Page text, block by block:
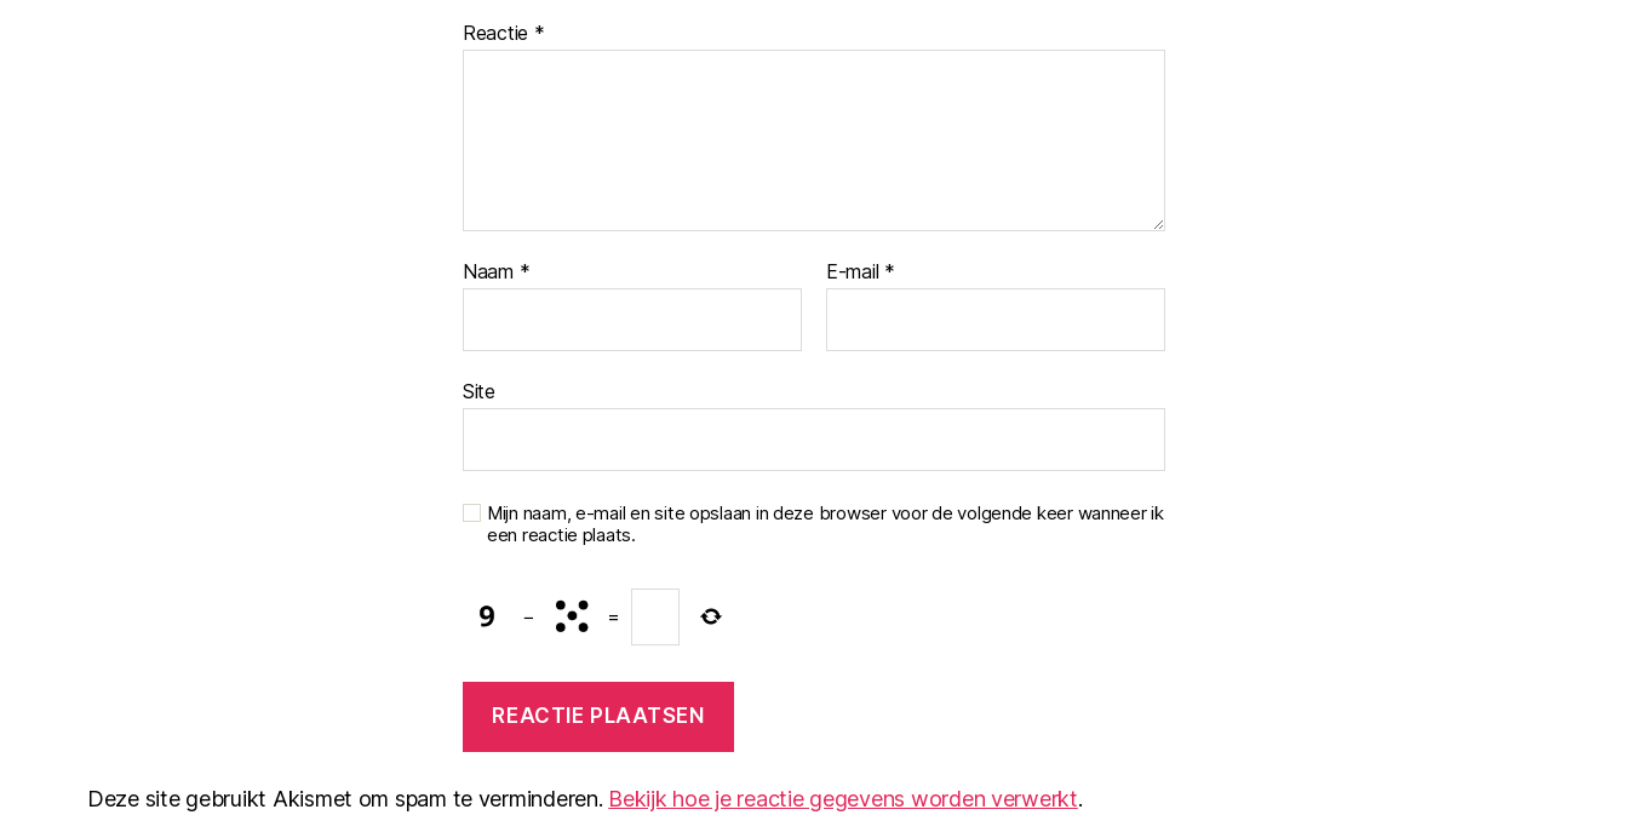
Reactie *
Naam * E-mail *
Site
Mijn naam, e-mail en site opslaan in deze browser voor de volgende keer wanneer ik
een reactie plaats.
− =
Deze site gebruikt Akismet om spam te verminderen. Bekijk hoe je reactie gegevens worden verwerkt.